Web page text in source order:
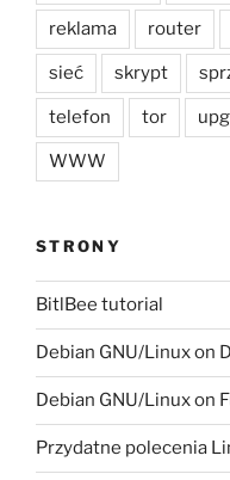
reklama router
sieć skrypt
telefon tor
WWW
STRONY
BitlBee tutorial
Debian GNU/Linux on
Debian GNU/Linux on
Przydatne polecenia